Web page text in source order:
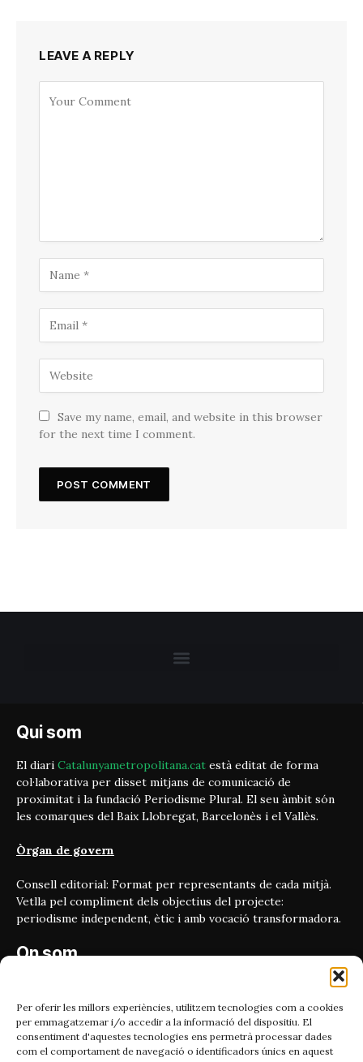
Per oferir les millors experiències, utilitzem tecnologies com a cookies
per emmagatzemar i/o accedir a la informació del dispositiu. El
consentiment d'aquestes tecnologies ens permetrà processar dades
com el comportament de navegació o identificadors únics en aquest
LEAVE A REPLY
Save my name, email, and website in this browser
for the next time I comment.
Qui som
El diari Catalunyametropolitana.cat està editat de forma
col·laborativa per disset mitjans de comunicació de
proximitat i la fundació Periodisme Plural. El seu àmbit són
les comarques del Baix Llobregat, Barcelonès i el Vallès.
Òrgan de govern
Consell editorial: Format per representants de cada mitjà.
Vetlla pel compliment dels objectius del projecte:
periodisme independent, ètic i amb vocació transformadora.
On som
08010, Barcelona
Contacta'ns